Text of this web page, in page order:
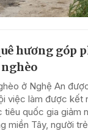
hương góp
ở Nghệ An
việc làm được kết
tiêu quốc gia giảm
miền Tây, người